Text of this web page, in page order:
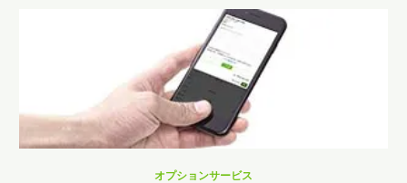
オプションサービス